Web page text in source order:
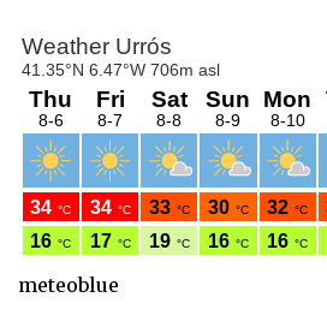
meteoblue